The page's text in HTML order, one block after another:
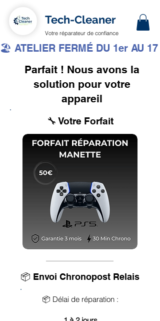
Tech-Cleaner
Votre réparateur de confiance
🏖️ ATELIER FERMÉ DU 1er AU
Parfait ! Nous avons la
solution pour votre
appareil
🔧 Votre Forfait
📦 Envoi Chronopost Relais
📦 Délai de réparation :